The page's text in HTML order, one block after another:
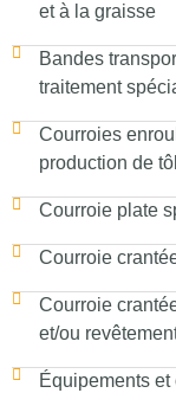
et à la graisse
Bandes
traitement
Courroies
production de
Courroie plate
Courroie
Courroie
et/ou
Équipements